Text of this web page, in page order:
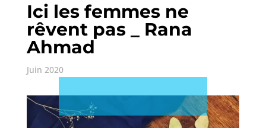
Ici les femmes ne
rêvent pas _ Rana
Ahmad
Juin 2020